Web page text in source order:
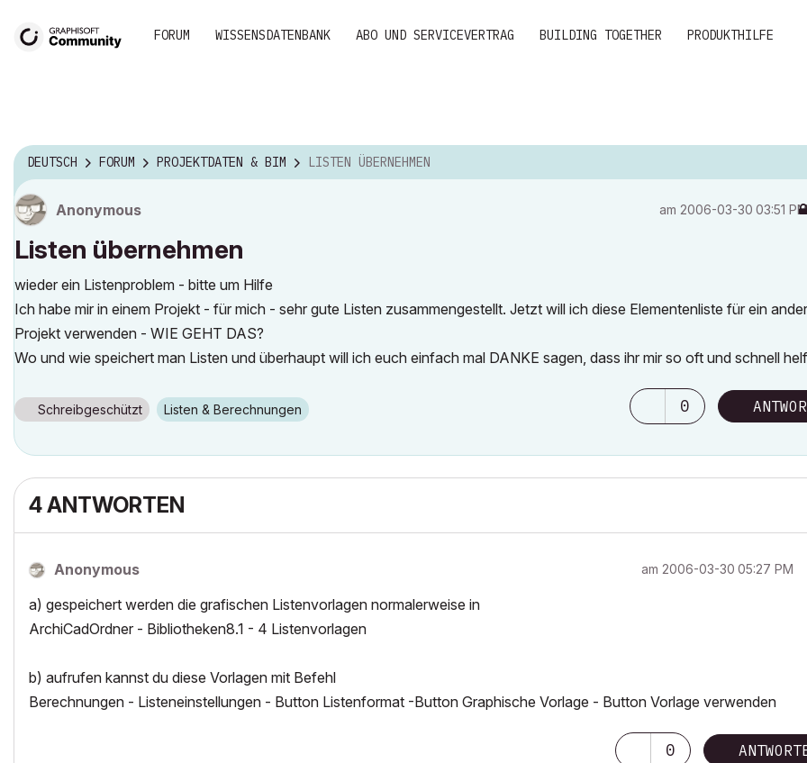
FORUM WISSENSDATENBANK ABO UND SERVICEVERTRAG BUILDING TOGETHER PRODUKTHILFE
DEUTSCH FORUM PROJEKTDATEN & BIM LISTEN ÜBERNEHMEN
Anonymous am ‎2006-03-30 03:51 PM
Listen übernehmen
wieder ein Listenproblem - bitte um Hilfe
Ich habe mir in einem Projekt - für mich - sehr gute Listen zusammengestellt. Jetzt will ich diese Elementenliste für ein
Projekt verwenden - WIE GEHT DAS?
Wo und wie speichert man Listen und überhaupt will ich euch einfach mal DANKE sagen, dass ihr mir so oft und schnell
Schreibgeschützt Listen & Berechnungen 0
4 ANTWORTEN
Anonymous am ‎2006-03-30 05:27 PM
a) gespeichert werden die grafischen Listenvorlagen normalerweise in
ArchiCadOrdner - Bibliotheken8.1 - 4 Listenvorlagen
b) aufrufen kannst du diese Vorlagen mit Befehl
Berechnungen - Listeneinstellungen - Button Listenformat -Button Graphische Vorlage - Button Vorlage verwenden
0